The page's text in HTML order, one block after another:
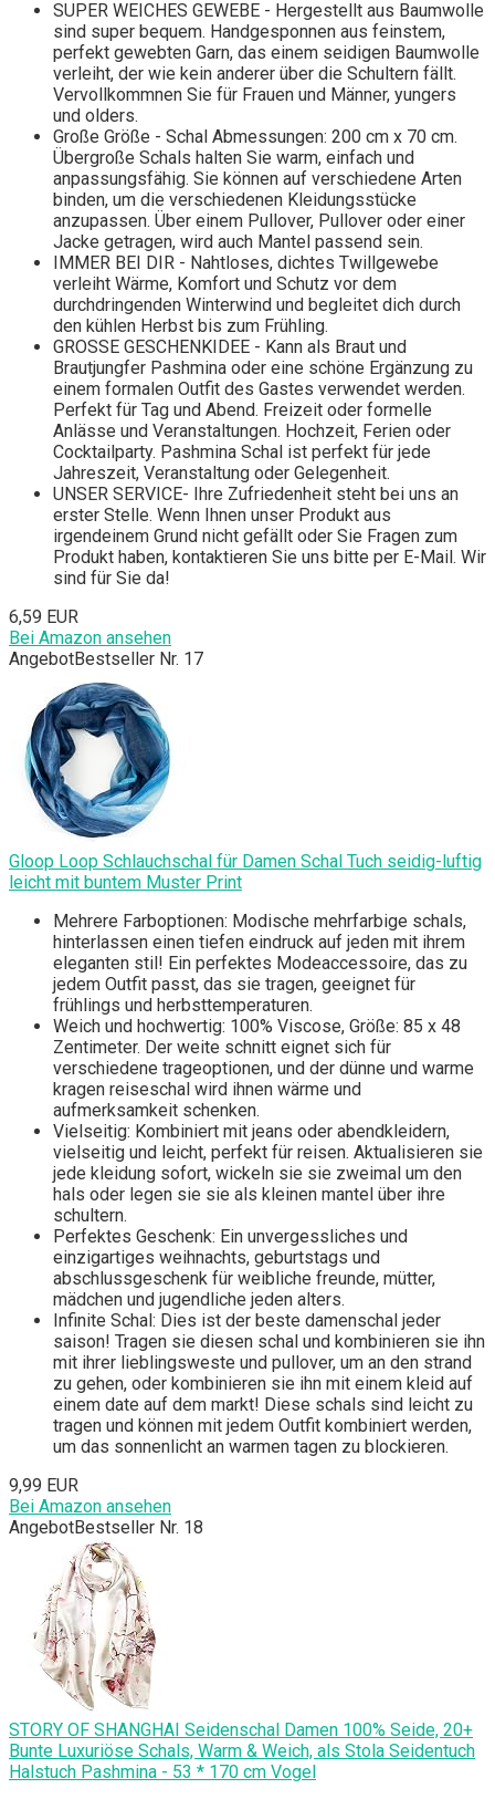
SUPER WEICHES GEWEBE - Hergestellt aus Baumwolle
sind super bequem. Handgesponnen aus feinstem,
perfekt gewebten Garn, das einem seidigen Baumwolle
verleiht, der wie kein anderer über die Schultern fällt.
Vervollkommnen Sie für Frauen und Männer, yungers
und olders.
Große Größe - Schal Abmessungen: 200 cm x 70 cm.
Übergroße Schals halten Sie warm, einfach und
anpassungsfähig. Sie können auf verschiedene Arten
binden, um die verschiedenen Kleidungsstücke
anzupassen. Über einem Pullover, Pullover oder einer
Jacke getragen, wird auch Mantel passend sein.
IMMER BEI DIR - Nahtloses, dichtes Twillgewebe
verleiht Wärme, Komfort und Schutz vor dem
durchdringenden Winterwind und begleitet dich durch
den kühlen Herbst bis zum Frühling.
GROSSE GESCHENKIDEE - Kann als Braut und
Brautjungfer Pashmina oder eine schöne Ergänzung zu
einem formalen Outfit des Gastes verwendet werden.
Perfekt für Tag und Abend. Freizeit oder formelle
Anlässe und Veranstaltungen. Hochzeit, Ferien oder
Cocktailparty. Pashmina Schal ist perfekt für jede
Jahreszeit, Veranstaltung oder Gelegenheit.
UNSER SERVICE- Ihre Zufriedenheit steht bei uns an
erster Stelle. Wenn Ihnen unser Produkt aus
irgendeinem Grund nicht gefällt oder Sie Fragen zum
Produkt haben, kontaktieren Sie uns bitte per E-Mail. Wir
sind für Sie da!
6,59 EUR
Bei Amazon ansehen
AngebotBestseller Nr. 17
Gloop Loop Schlauchschal für Damen Schal Tuch seidig-luftig
leicht mit buntem Muster Print
Mehrere Farboptionen: Modische mehrfarbige schals,
hinterlassen einen tiefen eindruck auf jeden mit ihrem
eleganten stil! Ein perfektes Modeaccessoire, das zu
jedem Outfit passt, das sie tragen, geeignet für
frühlings und herbsttemperaturen.
Weich und hochwertig: 100% Viscose, Größe: 85 x 48
Zentimeter. Der weite schnitt eignet sich für
verschiedene trageoptionen, und der dünne und warme
kragen reiseschal wird ihnen wärme und
aufmerksamkeit schenken.
Vielseitig: Kombiniert mit jeans oder abendkleidern,
vielseitig und leicht, perfekt für reisen. Aktualisieren sie
jede kleidung sofort, wickeln sie sie zweimal um den
hals oder legen sie sie als kleinen mantel über ihre
schultern.
Perfektes Geschenk: Ein unvergessliches und
einzigartiges weihnachts, geburtstags und
abschlussgeschenk für weibliche freunde, mütter,
mädchen und jugendliche jeden alters.
Infinite Schal: Dies ist der beste damenschal jeder
saison! Tragen sie diesen schal und kombinieren sie ihn
mit ihrer lieblingsweste und pullover, um an den strand
zu gehen, oder kombinieren sie ihn mit einem kleid auf
einem date auf dem markt! Diese schals sind leicht zu
tragen und können mit jedem Outfit kombiniert werden,
um das sonnenlicht an warmen tagen zu blockieren.
9,99 EUR
Bei Amazon ansehen
AngebotBestseller Nr. 18
STORY OF SHANGHAI Seidenschal Damen 100% Seide, 20+
Bunte Luxuriöse Schals, Warm & Weich, als Stola Seidentuch
Halstuch Pashmina - 53 * 170 cm Vogel